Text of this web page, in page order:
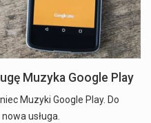
Muzyka Google Play
Muzyki Google Play. Do
usługa.